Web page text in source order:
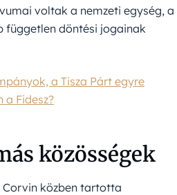
voltak a nemzeti egység, a
független döntési jogainak
a Tisza Párt egyre
a Fidesz?
közösségek
Corvin közben tartotta